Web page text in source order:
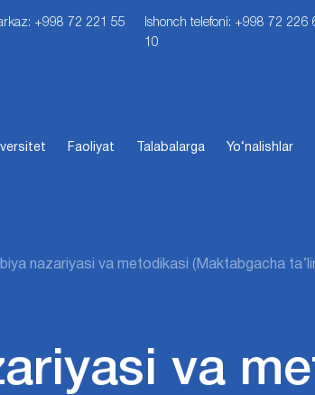
+998 72 221 55
Ishonch telefoni: +998 72 226
10
Faoliyat Talabalarga Yo‘nalishlar
nazariyasi va metodikasi (Maktabgacha
va